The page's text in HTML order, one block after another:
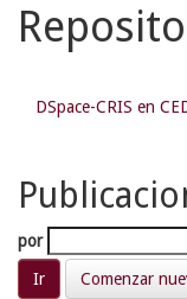
DSpace-CRIS en
por
Comenzar